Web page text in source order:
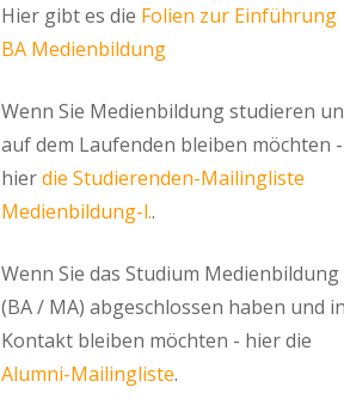
Hier gibt es die Folien zur Einführung
BA Medienbildung
Wenn Sie Medienbildung studieren
auf dem Laufenden bleiben möchten -
hierdie Studierenden-Mailingliste
Medienbildung-l..
Wenn Sie das Studium Medienbildung
(BA / MA) abgeschlossen haben und in
Kontakt bleiben möchten - hier die
Alumni-Mailingliste.